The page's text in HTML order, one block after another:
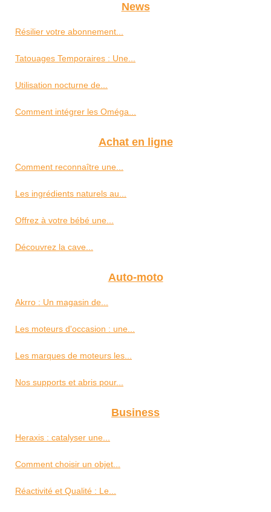
News
Résilier votre abonnement...
Tatouages Temporaires : Une...
Utilisation nocturne de...
Comment intégrer les Oméga...
Achat en ligne
Comment reconnaître une...
Les ingrédients naturels au...
Offrez à votre bébé une...
Découvrez la cave...
Auto-moto
Akrro : Un magasin de...
Les moteurs d'occasion : une...
Les marques de moteurs les...
Nos supports et abris pour...
Business
Heraxis : catalyser une...
Comment choisir un objet...
Réactivité et Qualité : Le...